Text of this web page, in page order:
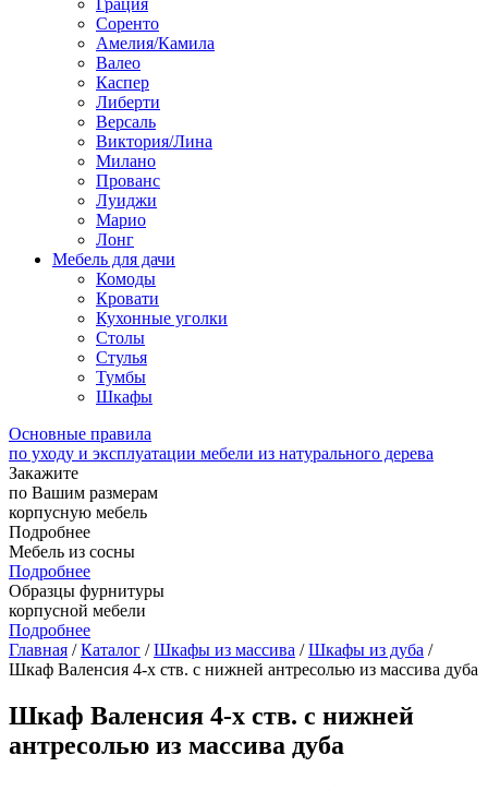
Грация
Соренто
Амелия/Камила
Валео
Каспер
Либерти
Версаль
Виктория/Лина
Милано
Прованс
Луиджи
Марио
Лонг
Мебель для дачи
Комоды
Кровати
Кухонные уголки
Столы
Стулья
Тумбы
Шкафы
Основные правила
по уходу и эксплуатации мебели из натурального дерева
Закажите
по Вашим размерам
корпусную мебель
Подробнее
Мебель из сосны
Подробнее
Образцы фурнитуры
корпусной мебели
Подробнее
Главная /Каталог /Шкафы из массива /Шкафы из дуба /
Шкаф Валенсия 4-х ств. с нижней антресолью из массива дуба
Шкаф Валенсия 4-х ств. с нижней
антресолью из массива дуба